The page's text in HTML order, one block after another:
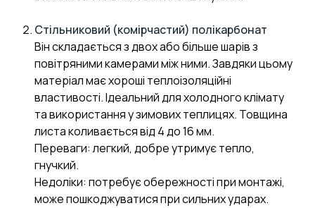
Стільниковий (комірчастий) полікарбонат
Він складається з двох або більше шарів з
повітряними камерами між ними. Завдяки цьому
матеріал має хороші теплоізоляційні
властивості. Ідеальний для холодного клімату
та використання у зимових теплицях. Товщина
листа коливається від 4 до 16 мм.
Переваги: легкий, добре утримує тепло,
гнучкий.
Недоліки: потребує обережності при монтажі,
може пошкоджуватися при сильних ударах.